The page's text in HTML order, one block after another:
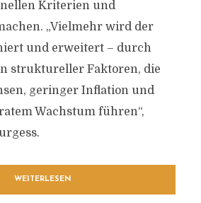
Kriterien und
„Vielmehr wird der
und erweitert – durch
struktureller Faktoren, die
geringer Inflation und
Wachstum führen“,
WEITERLESEN